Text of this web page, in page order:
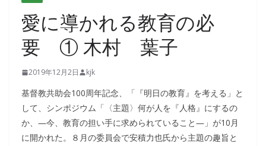
愛に導かれる教育の必
要 ① 木村 葉子
2019年12月2日 kjk
基督教共助会100周年記念、「『明日の教育』を考える」と
して、シンポジウム「〈主題〉何が人を『人格』にするの
か、―今、教育の担い手に求められていること―」が10月
に開かれた。８月の委員会で安積力也氏から主題の趣旨と